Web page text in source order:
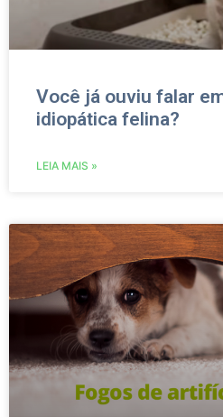
Você já ouviu falar
idiopática felina?
LEIA MAIS »